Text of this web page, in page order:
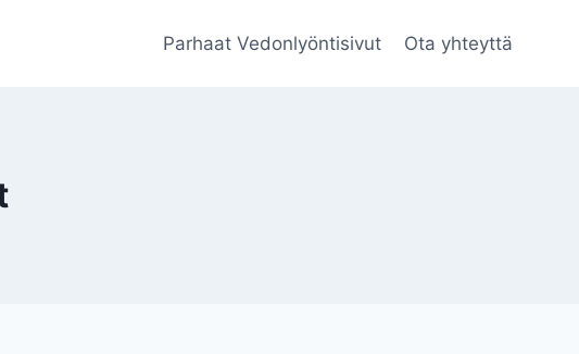
Parhaat Vedonlyöntisivut Ota yhteyttä